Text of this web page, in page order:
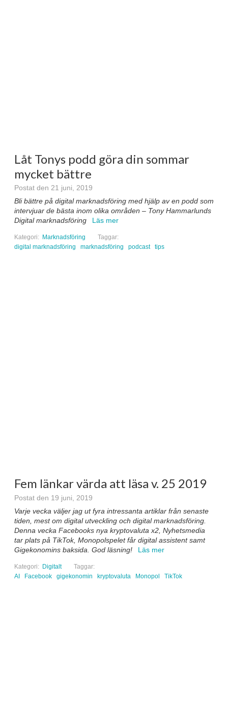
Låt Tonys podd göra din sommar
mycket bättre
Postat den 21 juni, 2019
Bli bättre på digital marknadsföring med hjälp av en podd som
intervjuar de bästa inom olika områden – Tony Hammarlunds
Digital marknadsföring
Läs mer
Kategori: Marknadsföring
Taggar:
digital marknadsföring
marknadsföring podcast tips
Fem länkar värda att läsa v. 25 2019
Postat den 19 juni, 2019
Varje vecka väljer jag ut fyra intressanta artiklar från senaste
tiden, mest om digital utveckling och digital marknadsföring.
Denna vecka Facebooks nya kryptovaluta x2, Nyhetsmedia
tar plats på TikTok, Monopolspelet får digital assistent samt
Gigekonomins baksida . God läsning! Läs mer
Kategori: Digitalt
Taggar:
AI
Facebook gigekonomin kryptovaluta Monopol TikTok